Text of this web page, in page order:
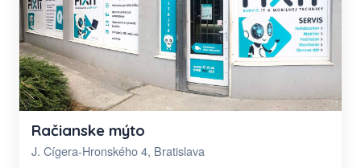
Račianske mýto
J. Cígera-Hronského 4, Bratislava